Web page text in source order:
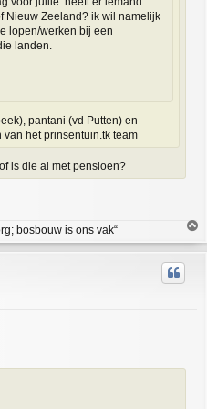
Nieuw Zeeland? ik wil namelijk
lopen/werken bij een
landen.
pantani (vd Putten) en
het prinsentuin.tk team
is die al met pensioen?
bosbouw is ons vak“
o
p